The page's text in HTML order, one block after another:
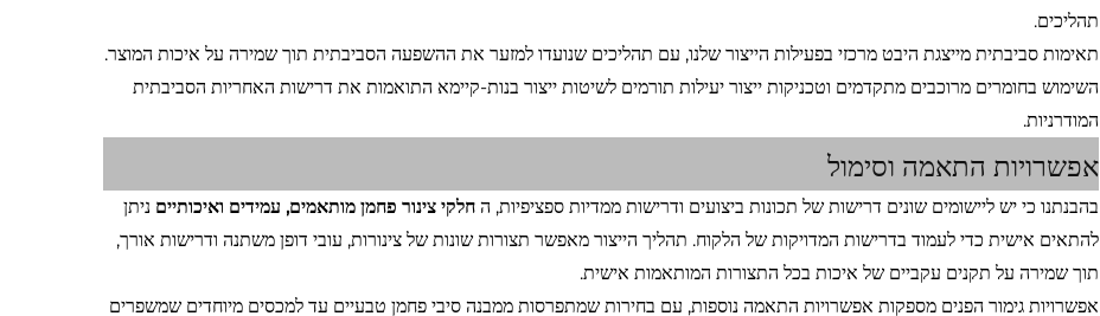
תהליכים.
תאימות סביבתית מייצגת היבט מרכזי בפעילות הייצור שלנו, עם תהליכים שנועדו למזער את ההשפעה הסביבתית תוך שמירה על איכות המוצר.
השימוש בחומרים מרוכבים מתקדמים וטכניקות ייצור יעילות תורמים לשיטות ייצור בנות-קיימא התואמות את דרישות האחריות הסביבתית
המודרניות.
אפשרויות התאמה וסימול
בהבנתנו כי יש ליישומים שונים דרישות של תכונות ביצועים ודרישות ממדיות ספציפיות, ה חלקי צינור פחמן מותאמים, עמידים ואיכותיים ניתן
להתאים אישית כדי לעמוד בדרישות המדויקות של הלקוח. תהליך הייצור מאפשר תצורות שונות של צינורות, עובי דופן משתנה ודרישות אורך,
תוך שמירה על תקנים עקביים של איכות בכל התצורות המותאמות אישית.
אפשרויות גימור הפנים מספקות אפשרויות התאמה נוספות, עם בחירות שמתפרסות ממבנה סיבי פחמן טבעיים עד למכסים מיוחדים שמשפרים